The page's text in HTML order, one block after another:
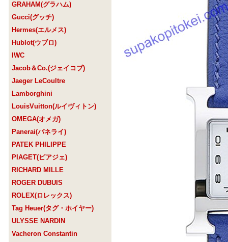
GRAHAM(グラハム)
Gucci(グッチ)
Hermes(エルメス)
Hublot(ウブロ)
IWC
Jacob＆Co.(ジェイコブ)
Jaeger LeCoultre
Lamborghini
LouisVuitton(ルイヴィトン)
OMEGA(オメガ)
Panerai(パネライ)
PATEK PHILIPPE
PIAGET(ピアジェ)
RICHARD MILLE
ROGER DUBUIS
ROLEX(ロレックス)
Tag Heuer(タグ・ホイヤー)
ULYSSE NARDIN
Vacheron Constantin